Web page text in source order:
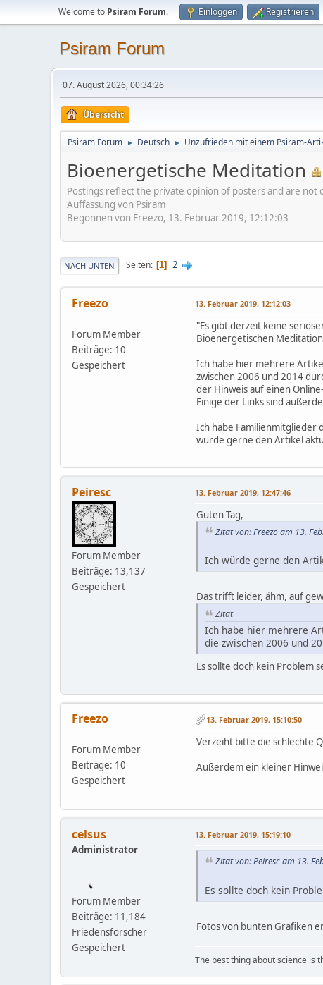
Welcome to Psiram Forum. Einloggen Registrieren
Psiram Forum
07. August 2026, 00:34:26
Übersicht
Psiram Forum ► Deutsch ► Unzufrieden mit einem Psiram-
Bioenergetische Meditation
Postings reflect the private opinion of posters and are
Auffassung von Psiram
Begonnen von Freezo, 13. Februar 2019, 12:12:03
NACH UNTEN Seiten 1 2
Freezo
Forum Member
Beiträge: 10
Gespeichert
13. Februar 2019, 12:12:03
"Es gibt derzeit keine
Bioenergetischen
Ich habe hier mehrere
zwischen 2006 und 2014
der Hinweis auf einen
Einige der Links sind
Ich habe Familienmitglieder
würde gerne den Artikel
Peiresc
Forum Member
Beiträge: 13,137
Gespeichert
13. Februar 2019, 12:47:46
Guten Tag,
Zitat von: Freezo am 13.
Ich würde gerne den
Das trifft leider, ähm, auf
Zitat
Ich habe hier mehrere
die zwischen 2006 und
Es sollte doch kein Problem
Freezo
Forum Member
Beiträge: 10
Gespeichert
13. Februar 2019, 15:10:50
Verzeiht bitte die schlechte
Außerdem ein kleiner
celsus
Administrator
Forum Member
Beiträge: 11,184
Friedensforscher
Gespeichert
13. Februar 2019, 15:19:10
Zitat von: Peiresc am 13.
Es sollte doch kein
Fotos von bunten Grafiken
The best thing about science is